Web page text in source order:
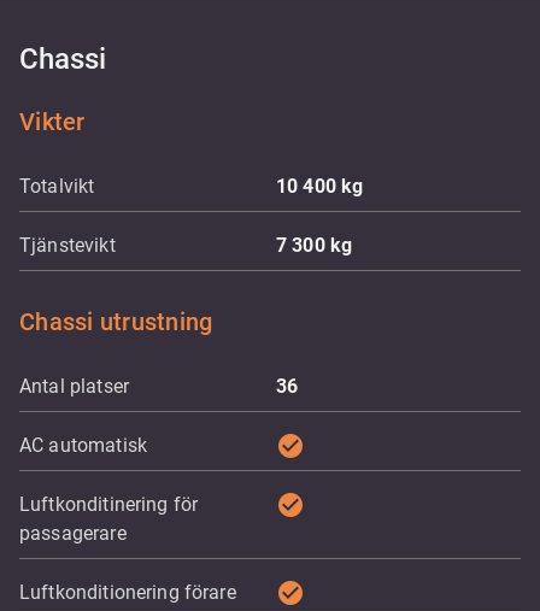
Chassi
Vikter
Totalvikt 10 400kg
Tjänstevikt 7 300 kg
Chassi utrustning
Antal platser 36
AC automatisk check_circle
Luftkonditinering för
passagerare
check_circle
Luftkonditionering förare check_circle